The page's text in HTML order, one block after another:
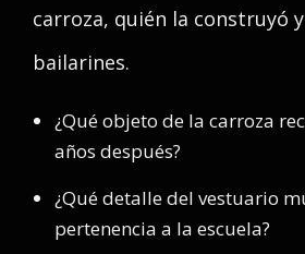
carroza, quién la construyó
bailarines.
¿Qué objeto de la carroza
años después?
¿Qué detalle del vestuario
pertenencia a la escuela?